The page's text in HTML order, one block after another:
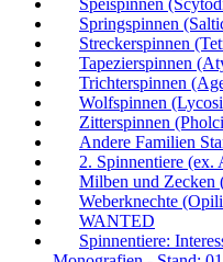
Speispinnen
Springspinnen
Streckerspinnen
Tapezierspinnen
Trichterspinnen
Wolfspinnen
Zitterspinnen
Andere Familien
2. Spinnentiere (ex.
Milben und Zecken
Weberknechte
WANTED
Spinnentiere: